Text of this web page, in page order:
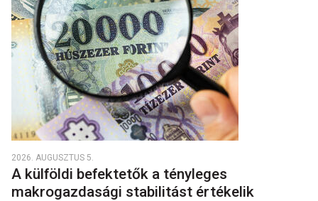
2026. AUGUSZTUS 5.
A külföldi befektetők a tényleges
makrogazdasági stabilitást értékelik